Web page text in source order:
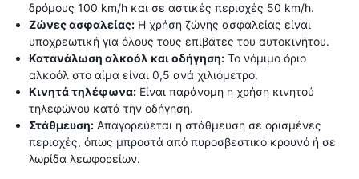
δρόμους 100 km/h και σε αστικές περιοχές 50 km/h.
Ζώνες ασφαλείας: Η χρήση ζώνης ασφαλείας είναι
υποχρεωτική για όλους τους επιβάτες του αυτοκινήτου.
Κατανάλωση αλκοόλ και οδήγηση: Το νόμιμο όριο
αλκοόλ στο αίμα είναι 0,5 ανά χιλιόμετρο.
Κινητά τηλέφωνα: Είναι παράνομη η χρήση κινητού
τηλεφώνου κατά την οδήγηση.
Στάθμευση: Απαγορεύεται η στάθμευση σε ορισμένες
περιοχές, όπως μπροστά από πυροσβεστικό κρουνό ή σε
λωρίδα λεωφορείων.